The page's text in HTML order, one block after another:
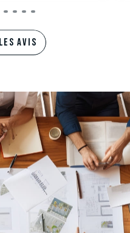
AVIS